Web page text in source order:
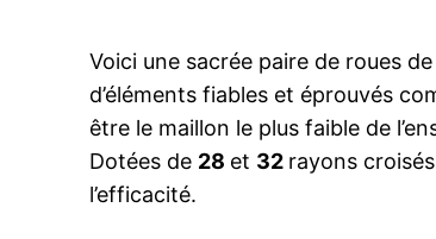
Voici une sacrée paire de roues
d’éléments fiables et éprouvés
être le maillon le plus faible de
Dotées de 28 et 32 rayons
l’efficacité.